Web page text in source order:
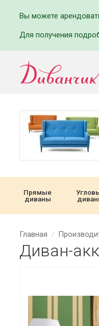
Вы можете
Для получения
Прямые
диваны
Главная
Диван-